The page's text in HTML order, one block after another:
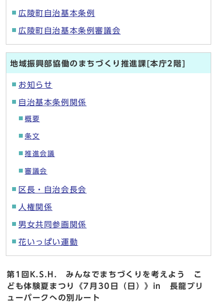
広陵町自治基本条例
広陵町自治基本条例審議会
地域振興部協働のまちづくり推進課[本庁2階]
お知らせ
自治基本条例関係
概要
条文
推進会議
審議会
区長・自治会長会
人権関係
男女共同参画関係
花いっぱい運動
第1回K.S.H. みんなでまちづくりを考えよう こ
ども体験夏まつり《7月30日（日）》in 長龍ブリ
ューパークへの別ルート